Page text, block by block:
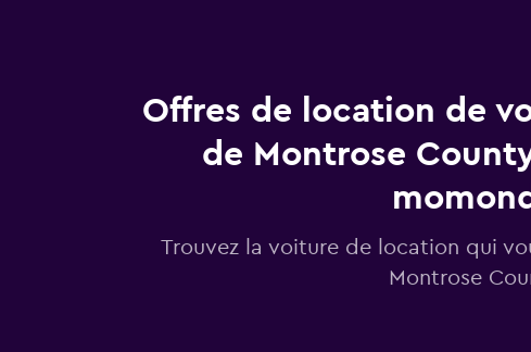
chart
has
1
values.
Offres de location de
de Montrose
Trouvez la voiture de location qui
Montrose